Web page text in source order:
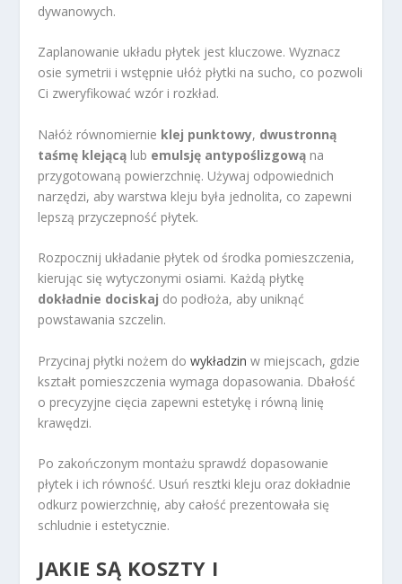
dywanowych.
Zaplanowanie układu płytek jest kluczowe. Wyznacz
osie symetrii i wstępnie ułóż płytki na sucho, co pozwoli
Ci zweryfikować wzór i rozkład.
Nałóż równomiernie klej punktowy, dwustronną
taśmę klejącą lub emulsję antypoślizgową na
przygotowaną powierzchnię. Używaj odpowiednich
narzędzi, aby warstwa kleju była jednolita, co zapewni
lepszą przyczepność płytek.
Rozpocznij układanie płytek od środka pomieszczenia,
kierując się wytyczonymi osiami. Każdą płytkę
dokładnie dociskaj do podłoża, aby uniknąć
powstawania szczelin.
Przycinaj płytki nożem dowykładzin w miejscach, gdzie
kształt pomieszczenia wymaga dopasowania. Dbałość
o precyzyjne cięcia zapewni estetykę i równą linię
krawędzi.
Po zakończonym montażu sprawdź dopasowanie
płytek i ich równość. Usuń resztki kleju oraz dokładnie
odkurz powierzchnię, aby całość prezentowała się
schludnie i estetycznie.
JAKIE SĄ KOSZTY I